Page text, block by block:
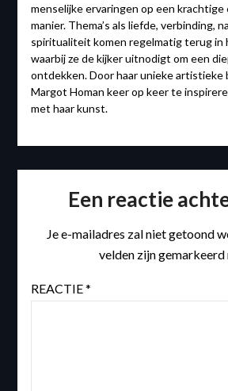
menselijke ervaringen op een krachtige
manier. Thema’s als liefde, verbinding,
spiritualiteit komen regelmatig terug in
waarbij ze de kijker uitnodigt om een
ontdekken. Door haar unieke artistieke
Margot Homan keer op keer te
met haar kunst.
Een reactie
Je e-mailadres zal niet getoond
velden zijn gemarkeerd
REACTIE*